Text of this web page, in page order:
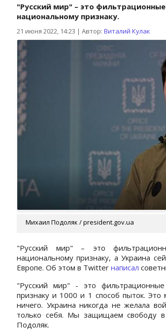
"Русский мир" – это
национальному признаку.
21 июня 2022, 14:23 | Автор: Виталий Кулак
Михаил Подоляк / president.gov.ua
"Русский мир" – это
национальному признаку, а Украина
Европе. Об этом в Twitter написал
"Русский мир" - это
признаку и 1000 и 1 способ пыток.
ничего. Украина никогда не желала
только себя. Мы защищаем свободу
Подоляк.